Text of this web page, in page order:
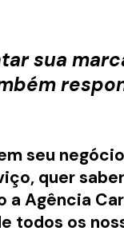
sua
seu
quer
Agência
todos os